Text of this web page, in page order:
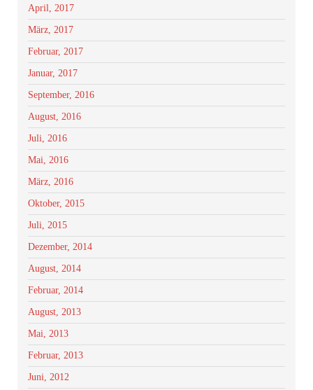
April, 2017
März, 2017
Februar, 2017
Januar, 2017
September, 2016
August, 2016
Juli, 2016
Mai, 2016
März, 2016
Oktober, 2015
Juli, 2015
Dezember, 2014
August, 2014
Februar, 2014
August, 2013
Mai, 2013
Februar, 2013
Juni, 2012